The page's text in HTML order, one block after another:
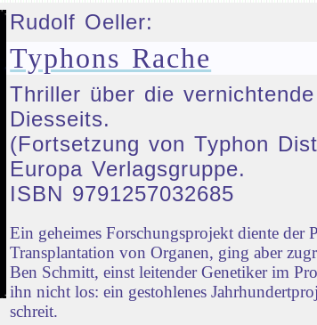
Rudolf Oeller:
Typhons Rache
Thriller über die
Diesseits.
(Fortsetzung von Typhon
Europa Verlagsgruppe.
ISBN 9791257032685
Ein geheimes Forschungsprojekt diente
Transplantation von Organen, ging aber
Ben Schmitt, einst leitender Genetiker im
ihn nicht los: ein gestohlenes
schreit.